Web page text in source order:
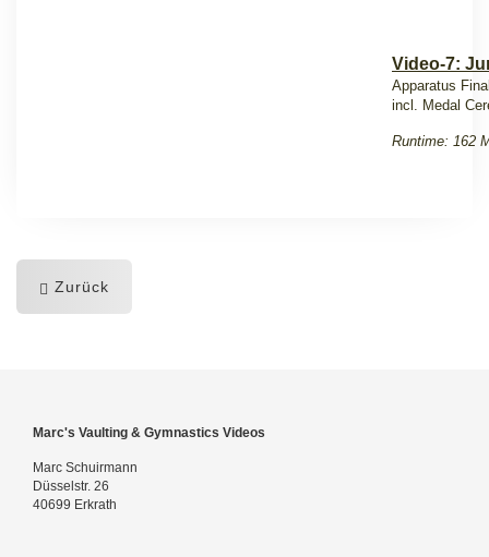
Video-7:
Apparatus
incl. Medal
Runtime: 162
Zurück
Marc's Vaulting & Gymnastics Videos
Marc Schuirmann
Düsselstr. 26
40699 Erkrath